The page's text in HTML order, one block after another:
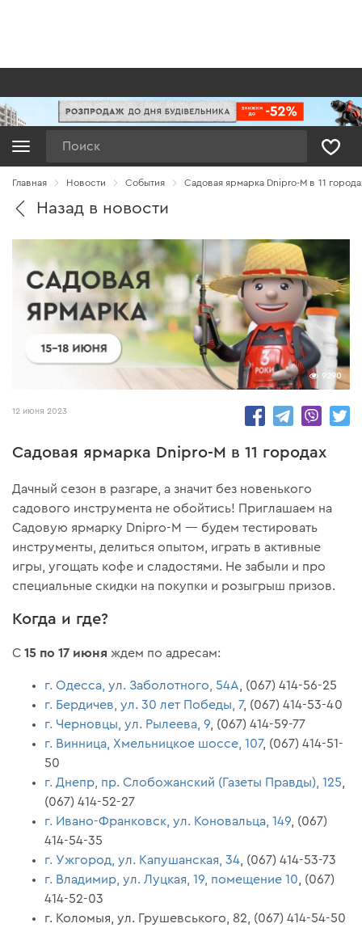
Главная Новости Cобытия Садовая ярмарка Dnipro-M в 11
Назад в новости
9290
12 июня 2023
Садовая ярмарка Dnipro-M в 11 городах
Дачный сезон в разгаре, а значит без новенького
садового инструмента не обойтись! Приглашаем на
Садовую ярмарку Dnipro-M — будем тестировать
инструменты, делиться опытом, играть в активные
игры, угощать кофе и сладостями. Не забыли и про
специальные скидки на покупки и розыгрыш призов.
Когда и где?
С15 по 17 июня ждем по адресам:
г. Одесса, ул. Заболотного, 54А , (067) 414-56-25
г. Бердичев, ул. 30 лет Победы, 7, (067) 414-53-40
г. Черновцы, ул. Рылеева, 9 , (067) 414-59-77
г. Винница, Хмельницкое шоссе, 107, (067) 414-51-
50
г. Днепр, пр. Слобожанский (Газеты Правды), 125
(067) 414-52-27
г. Ивано-Франковск, ул. Коновальца, 149 , (067)
414-54-35
г. Ужгород, ул. Капушанская, 34 , (067) 414-53-73
г. Владимир, ул. Луцкая, 19, помещение 10 , (067)
414-52-03
г. Коломыя, ул. Грушевського, 82, (067) 414-54-50